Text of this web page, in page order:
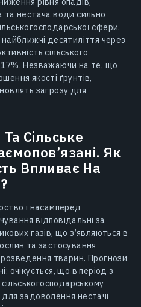
та нестача води сильно
сфери.
найближчі десятиліття через
сільського
17%. Незважаючи на те, що
якості ґрунтів,
загрозу для
Сільське
Як
Впливає На
і насамперед
відповідальні за
газів, що з’являються в
та застосування
тварин. Прогнози
очікується, що в період з
задоволення нестачі